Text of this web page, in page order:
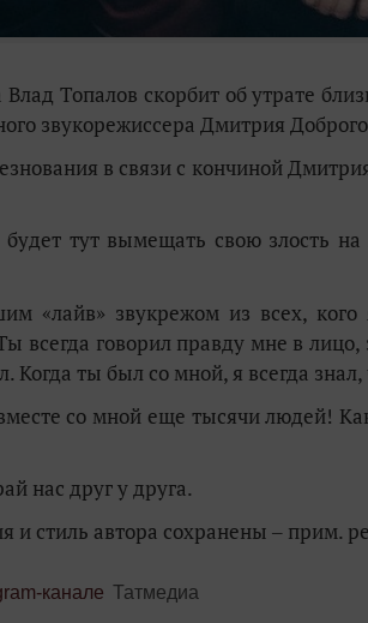
Топалов скорбит об утрате
звукорежиссера Дмитрия
в связи с кончиной
будет тут вымещать свою злость
«лайв» звукрежом из всех,
говорил правду мне в лицо,
Когда ты был со мной, я всегда
со мной еще тысячи людей!
нас друг у друга.
стиль автора сохранены ‒ прим.
канале Татмедиа